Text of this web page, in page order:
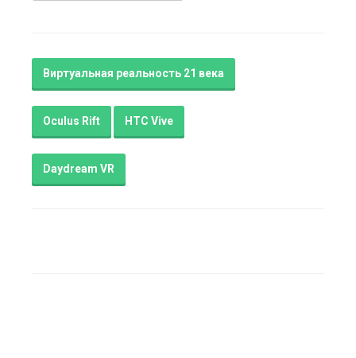
Виртуальная реальность 21 века
Oculus Rift HTC Vive
Daydream VR